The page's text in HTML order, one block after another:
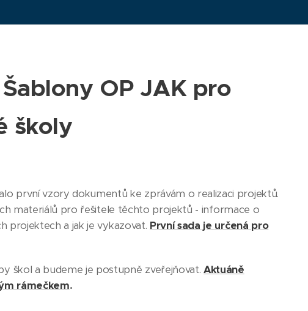
OP JAK pro
školy
první vzory dokumentů ke zprávám o realizaci projektů.
materiálů pro řešitele těchto projektů - informace o
projektech a jak je vykazovat. První sada je určená pro
škol a budeme je postupně zveřejňovat.Aktuáně
rámečkem.